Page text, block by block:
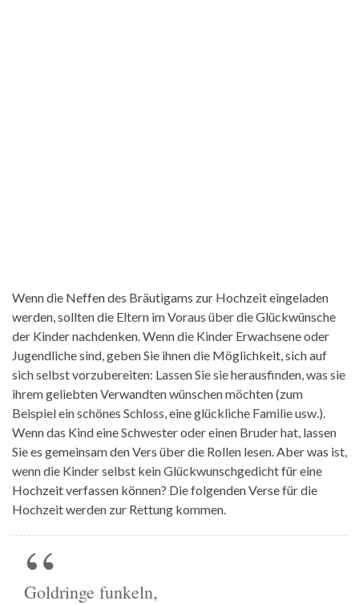
Wenn die Neffen des Bräutigams zur Hochzeit eingeladen
werden, sollten die Eltern im Voraus über die Glückwünsche
der Kinder nachdenken. Wenn die Kinder Erwachsene oder
Jugendliche sind, geben Sie ihnen die Möglichkeit, sich auf
sich selbst vorzubereiten: Lassen Sie sie herausfinden, was sie
ihrem geliebten Verwandten wünschen möchten (zum
Beispiel ein schönes Schloss, eine glückliche Familie usw.).
Wenn das Kind eine Schwester oder einen Bruder hat, lassen
Sie es gemeinsam den Vers über die Rollen lesen. Aber was ist,
wenn die Kinder selbst kein Glückwunschgedicht für eine
Hochzeit verfassen können? Die folgenden Verse für die
Hochzeit werden zur Rettung kommen.
Goldringe funkeln,